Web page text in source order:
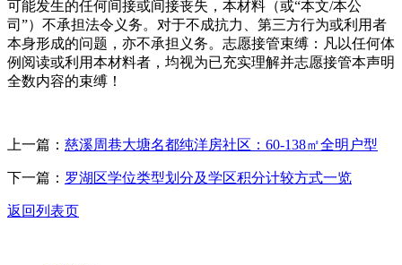
上一篇： 慈溪周巷大塘名都纯洋房社区：60-138㎡全明户型
下一篇： 罗湖区学位类型划分及学区积分计较方式一览
返回列表页